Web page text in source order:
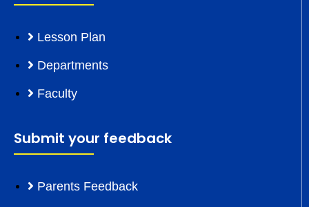
Lesson Plan
Departments
Faculty
Submit your feedback
Parents Feedback